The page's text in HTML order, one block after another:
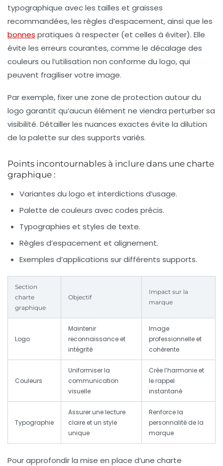
typographique avec les tailles et graisses
recommandées, les règles d’espacement, ainsi que les
bonnes pratiques à respecter (et celles à éviter). Elle
évite les erreurs courantes, comme le décalage des
couleurs ou l’utilisation non conforme du logo, qui
peuvent fragiliser votre image.
Par exemple, fixer une zone de protection autour du
logo garantit qu’aucun élément ne viendra perturber sa
visibilité. Détailler les nuances exactes évite la dilution
de la palette sur des supports variés.
Points incontournables à inclure dans une charte
graphique :
Variantes du logo et interdictions d’usage.
Palette de couleurs avec codes précis.
Typographies et styles de texte.
Règles d’espacement et alignement.
Exemples d’applications sur différents supports.
Section
charte
graphique
Objectif
Impact sur la
marque
Logo
Maintenir
reconnaissance et
intégrité
Image
professionnelle et
cohérente
Couleurs
Uniformiser la
communication
visuelle
Crée l’harmonie et
le rappel
instantané
Typographie
Assurer une lecture
claire et un style
unique
Renforce la
personnalité de la
marque
Pour approfondir la mise en place d’une charte